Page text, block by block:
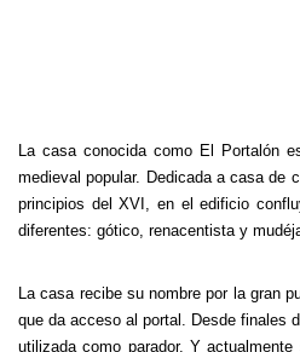
La casa conocida como El Portalón
medieval popular. Dedicada a casa de
principios del XVI, en el edificio
diferentes: gótico, renacentista y
La casa recibe su nombre por la gran
que da acceso al portal. Desde finales
utilizada como parador. Y